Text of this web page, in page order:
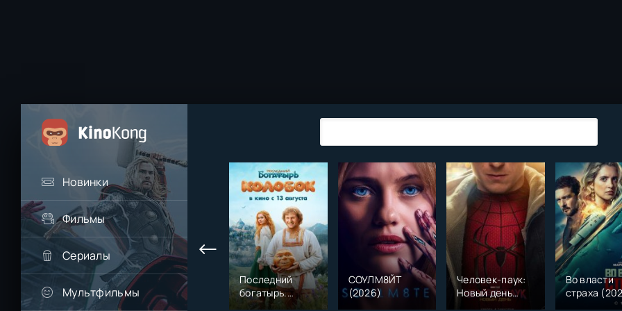
Новинки
Фильмы
Сериалы
Мультфильмы
Последний
богатырь.
Колобок (2026)
СОУЛМ8ЙТ
(2026)
Человек-паук:
Новый день
(2026)
Во власти
страха